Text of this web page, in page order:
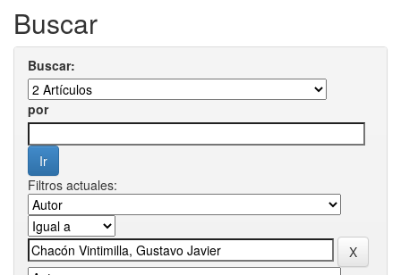
Buscar
Buscar:
por
Filtros actuales: